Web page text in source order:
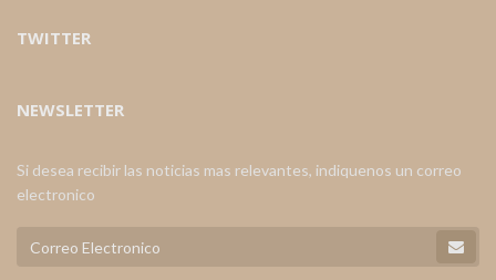
TWITTER
NEWSLETTER
Si desea recibir las noticias mas relevantes, indiquenos un correo
electronico